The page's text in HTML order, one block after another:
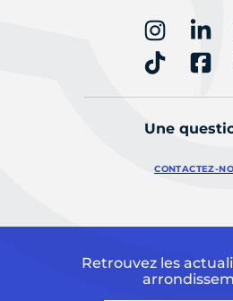
Une
CONTACTEZ-
Retrouvez les